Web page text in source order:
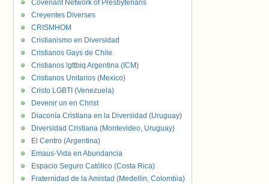
Covenant Network of Presbyterians
Creyentes Diverses
CRISMHOM
Cristianismo en Diversidad
Cristianos Gays de Chile
Cristianos lgttbiq Argentina (ICM)
Cristianos Unitarios (Mexico)
Cristo LGBTI (Venezuela)
Devenir un en Christ
Diaconía Cristiana en la Diversidad (Uruguay)
Diversidad Cristiana (Montevideo, Uruguay)
El Centro (Argentina)
Emaus-Vida en Abundancia
Espacio Seguro Católico (Costa Rica)
Fraternidad de la Amistad (Medellin, Colombia)